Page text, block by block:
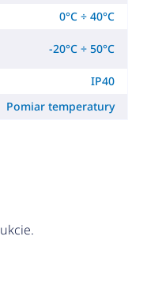
0°C ÷ 40°C
-20°C ÷ 50°C
IP40
Pomiar temperatury